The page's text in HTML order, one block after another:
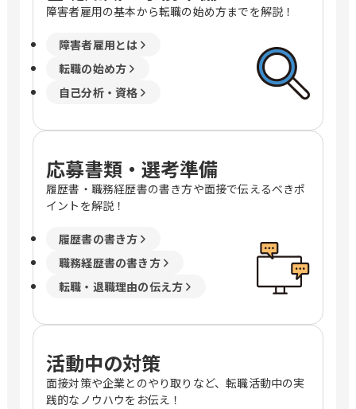
障害者雇用の基本から転職の始め方までを解説！
障害者雇用とは
転職の始め方
自己分析・資格
応募書類・選考準備
履歴書・職務経歴書の書き方や面接で伝えるべきポ
イントを解説！
履歴書の書き方
職務経歴書の書き方
転職・退職理由の伝え方
活動中の対策
面接対策や企業とのやり取りなど、転職活動中の実
践的なノウハウをお伝え！